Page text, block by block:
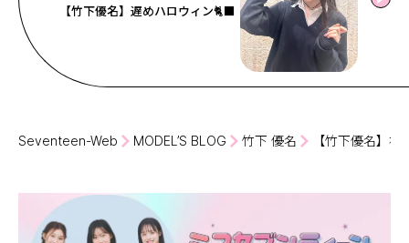
【竹下優名】遅めハロウィン🐈‍⬛
Seventeen-Web MODEL’S BLOG 竹下 優名 【竹下優名】